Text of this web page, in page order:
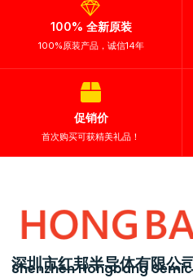
100% 全新原装
100%原装产品，诚信14年
促销价
首次购买可获精美礼品！
深圳市红邦半导体有限公
Shenzhen Hongbang